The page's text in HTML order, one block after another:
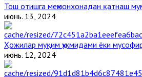
Тош отишга меҳмонхонадан қатнаш
июнь. 13, 2024
Ҳожилар муқим ҳукмидами ёки
июнь. 12, 2024